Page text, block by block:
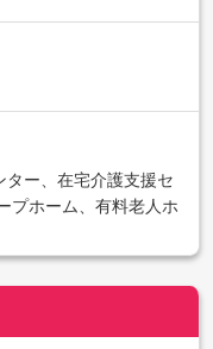
ー、在宅介護支援セ
プホーム、有料老人ホ